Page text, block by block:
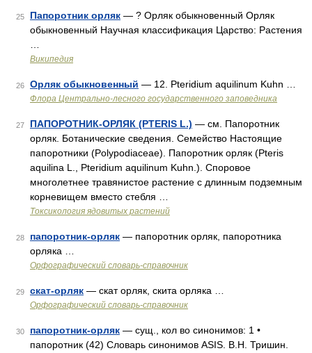
25 Папоротник орляк — ? Орляк обыкновенный Орляк
обыкновенный Научная классификация Царство: Растения
Википедия
26 Орляк обыкновенный — 12. Pteridium aquilinum Kuhn …
Флора Центрально-лесного государственного заповедника
27 ПАПОРОТНИК-ОРЛЯК (PTERIS L.) — см. Папоротник
орляк. Ботанические сведения. Семейство Настоящие
папоротники (Polypodiaceae). Папоротник орляк (Pteris
aquilina L., Pteridium aquilinum Kuhn.). Споровое
многолетнее травянистое растение с длинным подземным
корневищем вместо стебля …
Токсикология ядовитых растений
28 папоротник-орляк — папоротник орляк, папоротника
орляка …
Орфографический словарь-справочник
29 скат-орляк — скат орляк, скита орляка …
Орфографический словарь-справочник
30 папоротник-орляк — сущ., кол во синонимов: 1 •
папоротник (42) Словарь синонимов ASIS. В.Н. Тришин.